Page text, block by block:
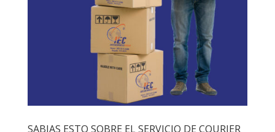
SABIAS ESTO SOBRE EL SERVICIO DE COURIER